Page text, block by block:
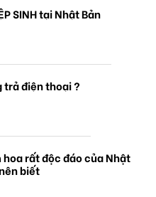
SINH tại Nhật Bản
trả điện thoại ?
rất độc đáo của Nhật
biết